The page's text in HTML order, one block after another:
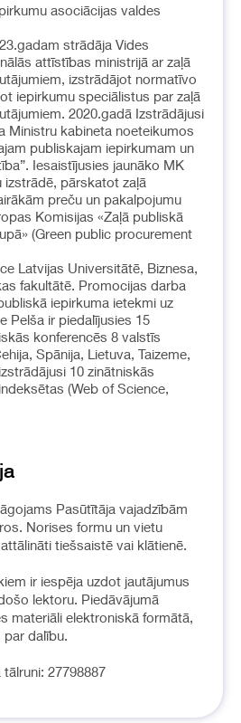
asociācijas valdes
strādāja Vides
attīstības ministrijā ar zaļā
izstrādājot normatīvo
iepirkumu speciālistus par zaļā
2020.gadā Izstrādājusi
Ministru kabineta noeteikumos
publiskajam iepirkumam un
Iesaistījusies jaunāko MK
izstrādē, pārskatot zaļā
preču un pakalpojumu
Komisijas «Zaļā publiskā
(Green public procurement
Latvijas Universitātē, Biznesa,
fakultātē. Promocijas darba
iepirkuma ietekmi uz
Pelša ir piedalījusies 15
konferencēs 8 valstīs
Spānija, Lietuva, Taizeme,
10 zinātniskās
(Web of Science,
Pasūtītāja vajadzībām
Norises formu un vietu
tiešsaistē vai klātienē.
ir iespēja uzdot jautājumus
lektoru. Piedāvājumā
materiāli elektroniskā formātā,
dalību.
27798887